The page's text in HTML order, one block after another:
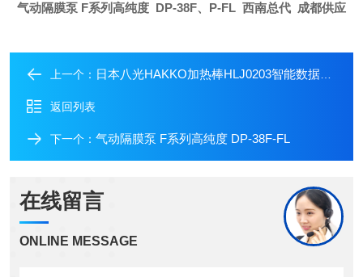
气动隔膜泵 F系列高纯度 DP-38F、P-FL 西南总代 成都供应
上一个： 日本八光HAKKO加热棒HLJ0203智能数据可视
返回列表
下一个： 气动隔膜泵 F系列高纯度 DP-38F-FL
在线留言
ONLINE MESSAGE